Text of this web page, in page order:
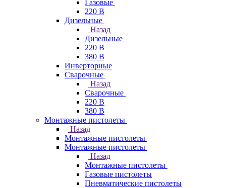
Газовые
220 В
Дизельные
Назад
Дизельные
220 В
380 В
Инверторные
Сварочные
Назад
Сварочные
220 В
380 В
Монтажные пистолеты
Назад
Монтажные пистолеты
Монтажные пистолеты
Назад
Монтажные пистолеты
Газовые пистолеты
Пневматические пистолеты